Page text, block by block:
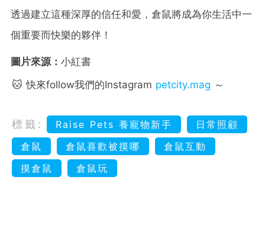
透過建立這種深厚的信任和愛，倉鼠將成為你生活中一
個重要而快樂的夥伴！
圖片來源： 小紅書
🐱 快來follow我們的Instagram petcity.mag ～
標籤: Raise Pets 養寵物新手
日常照顧
倉鼠
倉鼠喜歡被摸哪
倉鼠互動
摸倉鼠
倉鼠玩